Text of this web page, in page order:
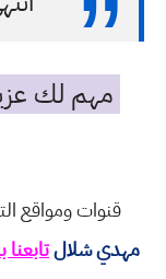
مهم لك
قنوات ومواقع
مهدي شلال